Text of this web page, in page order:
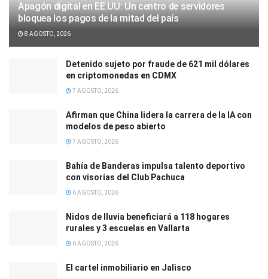
Apagón digital en EE.UU: Un centro de servidores
bloquea los pagos de la mitad del país
8 AGOSTO, 2026
Detenido sujeto por fraude de 621 mil dólares
en criptomonedas en CDMX
7 AGOSTO, 2026
Afirman que China lidera la carrera de la IA con
modelos de peso abierto
7 AGOSTO, 2026
Bahía de Banderas impulsa talento deportivo
con visorías del Club Pachuca
6 AGOSTO, 2026
Nidos de lluvia beneficiará a 118 hogares
rurales y 3 escuelas en Vallarta
6 AGOSTO, 2026
El cartel inmobiliario en Jalisco